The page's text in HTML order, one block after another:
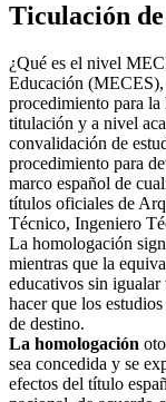
Ticulación
¿Qué es el nivel
Educación (MECES),
procedimiento para
titulación y a nivel
convalidación de
procedimiento para
marco español de
títulos oficiales de
Técnico, Ingeniero
La homologación
mientras que la
educativos sin igualar
hacer que los
de destino.
La homologación
sea concedida y se
efectos del título